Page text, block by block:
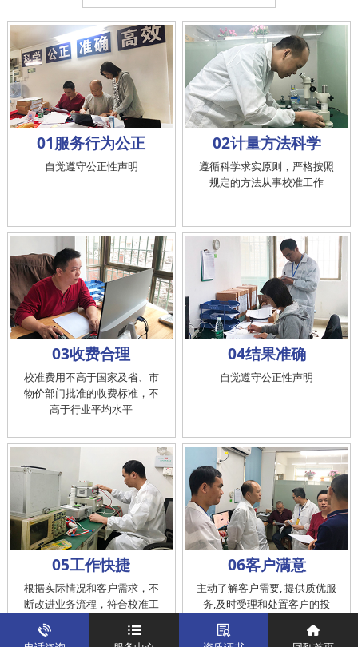
01服务行为公正
自觉遵守公正性声明
02计量方法科学
遵循科学求实原则，严格按照
规定的方法从事校准工作
03收费合理
校准费用不高于国家及省、市
物价部门批准的收费标准，不
高于行业平均水平
04结果准确
自觉遵守公正性声明
05工作快捷
根据实际情况和客户需求，不
断改进业务流程，符合校准工
作在服务的时间标准内完成
06客户满意
主动了解客户需要, 提供质优服
务,及时受理和处置客户的投
诉，提供快捷、方便的后续服